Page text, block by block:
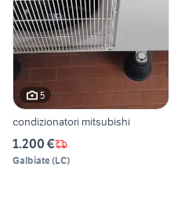
5
condizionatori mitsubishi
1.200 €
Galbiate(LC)